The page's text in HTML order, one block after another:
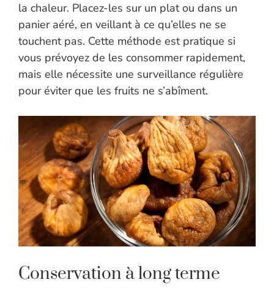
la chaleur. Placez-les sur un plat ou dans un
panier aéré, en veillant à ce qu’elles ne se
touchent pas. Cette méthode est pratique si
vous prévoyez de les consommer rapidement,
mais elle nécessite une surveillance régulière
pour éviter que les fruits ne s’abîment.
Conservation à long terme